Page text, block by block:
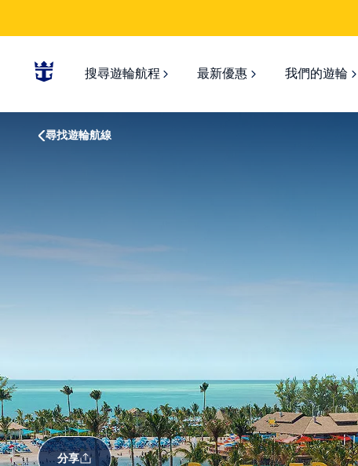
搜尋遊輪航程 最新優惠 我們的遊輪
尋找遊輪航線
分享